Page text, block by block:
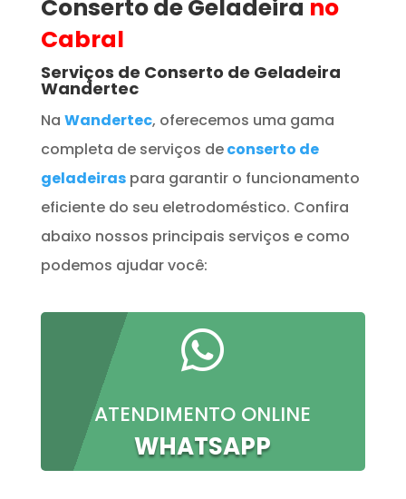
Conserto de Geladeira no
Cabral
Serviços de Conserto de Geladeira
Wandertec
Na Wandertec, oferecemos uma gama
completa de serviços deconserto de
geladeiraspara garantir o funcionamento
eficiente do seu eletrodoméstico. Confira
abaixo nossos principais serviços e como
podemos ajudar você:

ATENDIMENTO ONLINE
WHATSAPP